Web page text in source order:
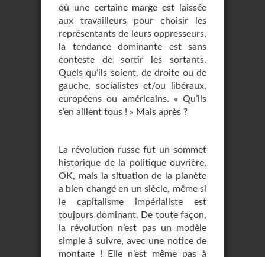
où une certaine marge est laissée
aux travailleurs pour choisir les
représentants de leurs oppresseurs,
la tendance dominante est sans
conteste de sortir les sortants.
Quels qu’ils soient, de droite ou de
gauche, socialistes et/ou libéraux,
européens ou américains. « Qu’ils
s’en aillent tous ! » Mais après ?
La révolution russe fut un sommet
historique de la politique ouvrière,
OK, mais la situation de la planète
a bien changé en un siècle, même si
le capitalisme impérialiste est
toujours dominant. De toute façon,
la révolution n’est pas un modèle
simple à suivre, avec une notice de
montage ! Elle n’est même pas à